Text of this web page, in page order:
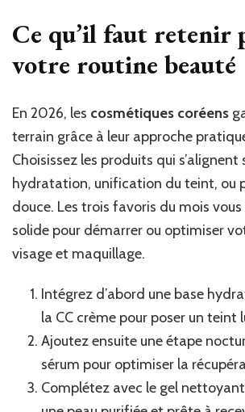
Ce qu’il faut retenir
votre routine beauté
En 2026, les cosmétiques coréens
terrain grâce à leur approche
Choisissez les produits qui
hydratation, unification du teint, ou
douce. Les trois favoris du mois
solide pour démarrer ou optimiser
visage et maquillage.
Intégrez d’abord une base
la CC crème pour poser un teint
Ajoutez ensuite une étape
sérum pour optimiser la
Complétez avec le gel